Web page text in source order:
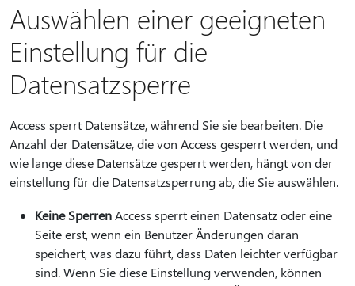
Auswählen einer geeigneten
Einstellung für die
Datensatzsperre
Access sperrt Datensätze, während Sie sie bearbeiten. Die
Anzahl der Datensätze, die von Access gesperrt werden, und
wie lange diese Datensätze gesperrt werden, hängt von der
einstellung für die Datensatzsperrung ab, die Sie auswählen.
Keine SperrenAccess sperrt einen Datensatz oder eine
Seite erst, wenn ein Benutzer Änderungen daran
speichert, was dazu führt, dass Daten leichter verfügbar
sind. Wenn Sie diese Einstellung verwenden, können